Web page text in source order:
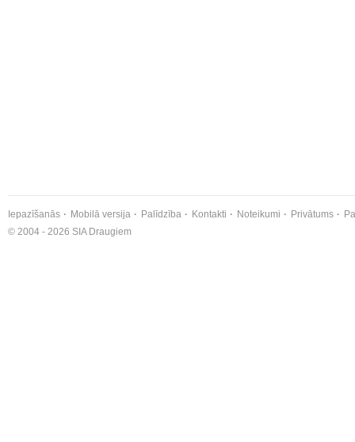
Iepazīšanās Mobilā versija Palīdzība Kontakti Noteikumi Privātums
© 2004 - 2026 SIA Draugiem